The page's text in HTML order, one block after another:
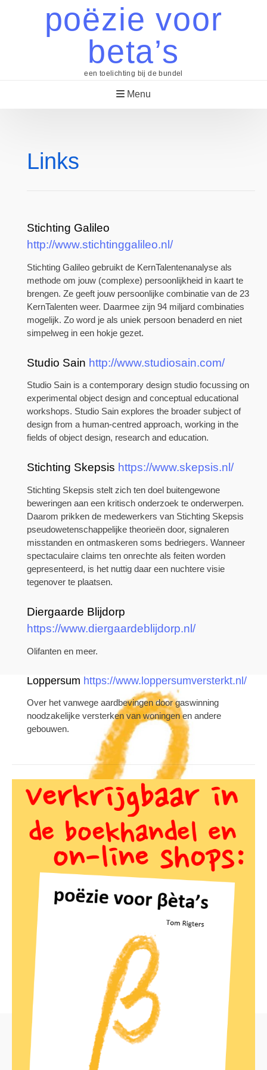
poëzie voor
beta’s
een toelichting bij de bundel
Menu
Links
Stichting Galileo
http://www.stichtinggalileo.nl/
Stichting Galileo gebruikt de KernTalentenanalyse als
methode om jouw (complexe) persoonlijkheid in kaart te
brengen. Ze geeft jouw persoonlijke combinatie van de 23
KernTalenten weer. Daarmee zijn 94 miljard combinaties
mogelijk. Zo word je als uniek persoon benaderd en niet
simpelweg in een hokje gezet.
Studio Sain http://www.studiosain.com/
Studio Sain is a contemporary design studio focussing on
experimental object design and conceptual educational
workshops. Studio Sain explores the broader subject of
design from a human-centred approach, working in the
fields of object design, research and education.
Stichting Skepsis https://www.skepsis.nl/
Stichting Skepsis stelt zich ten doel buitengewone
beweringen aan een kritisch onderzoek te onderwerpen.
Daarom prikken de medewerkers van Stichting Skepsis
pseudowetenschappelijke theorieën door, signaleren
misstanden en ontmaskeren soms bedriegers. Wanneer
spectaculaire claims ten onrechte als feiten worden
gepresenteerd, is het nuttig daar een nuchtere visie
tegenover te plaatsen.
Diergaarde Blijdorp
https://www.diergaardeblijdorp.nl/
Olifanten en meer.
Loppersum https://www.loppersumversterkt.nl/
Over het vanwege aardbevingen door gaswinning
noodzakelijke versterken van woningen en andere
gebouwen.